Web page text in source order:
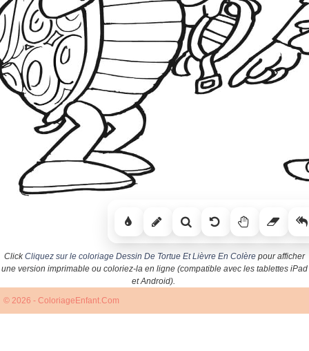
ClickCliquez sur le coloriage Dessin De Tortue Et Lièvre En Colère pour afficher
une version imprimable ou coloriez-la en ligne (compatible avec les tablettes iPad
et Android).
© 2026 - ColoriageEnfant.Com